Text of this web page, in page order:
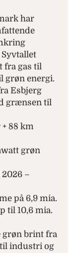
har
fra gas til
grøn energi.
Esbjerg
grænsen til
88 km
grøn
–
på 6,9 mia.
til 10,6 mia.
grøn brint fra
industri og